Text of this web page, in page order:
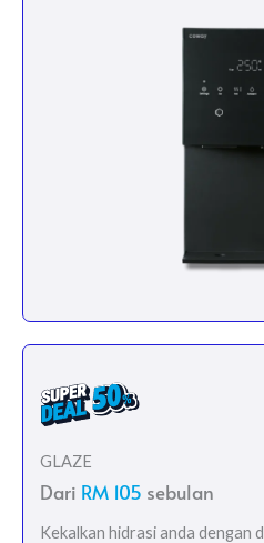
GLAZE
Dari RM 105 sebulan
Kekalkan hidrasi anda dengan